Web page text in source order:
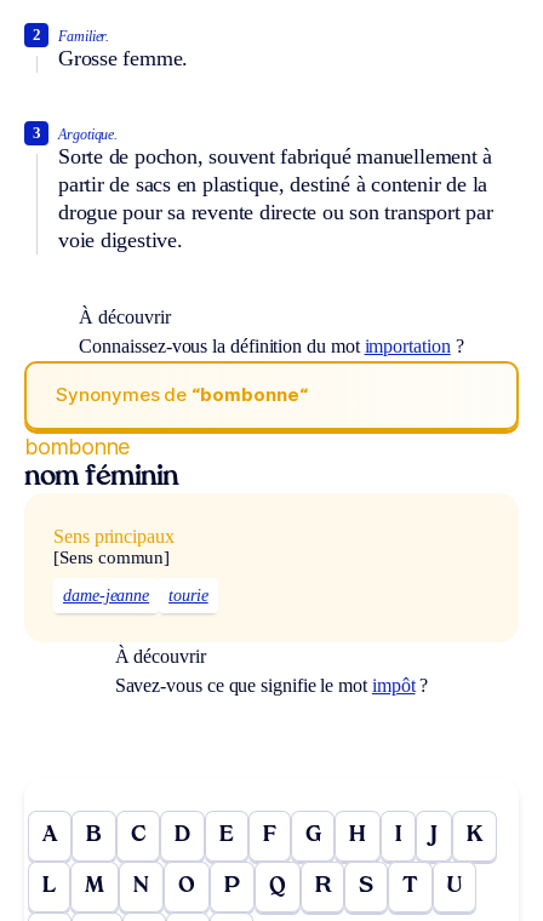
Familier.
Grosse femme.
2
Argotique.
Sorte de pochon, souvent fabriqué manuellement à
partir de sacs en plastique, destiné à contenir de la
drogue pour sa revente directe ou son transport par
voie digestive.
3
À découvrir
Connaissez-vous la définition du mot importation ?
Synonymes de “bombonne“
bombonne
nom féminin
Sens principaux
[Sens commun]
dame-jeanne tourie
À découvrir
Savez-vous ce que signifie le mot impôt?
A B C D E F G H I J K
L M N O P Q R S T U